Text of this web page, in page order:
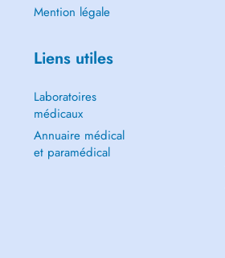
Mention légale
Liens utiles
Laboratoires
médicaux
Annuaire médical
et paramédical